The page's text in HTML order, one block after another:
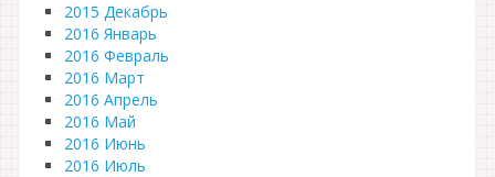
2015 Декабрь
2016 Январь
2016 Февраль
2016 Март
2016 Апрель
2016 Май
2016 Июнь
2016 Июль